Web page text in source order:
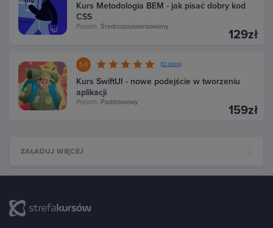
Kurs Metodologia BEM - jak pisać dobry kod
CSS
Poziom: Średniozaawansowany
129zł
5.0 (12 opinii)
Kurs SwiftUI - nowe podejście w tworzeniu
aplikacji
Poziom: Podstawowy
159zł
ZAŁADUJ WIĘCEJ